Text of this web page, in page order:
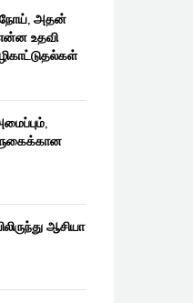
அதன்
உதவி
ஆசியா